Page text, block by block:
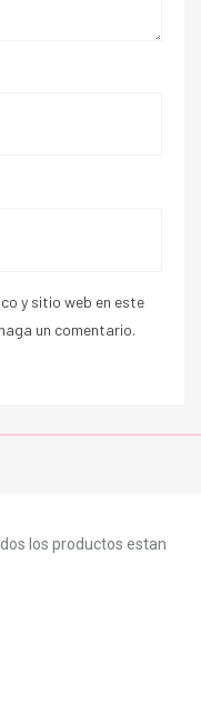
y sitio web en este
un comentario.
los productos estan